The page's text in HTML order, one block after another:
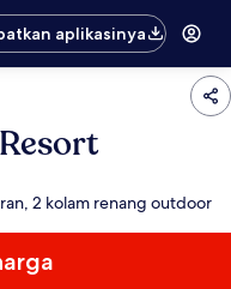
aplikasinya
2 kolam renang outdoor